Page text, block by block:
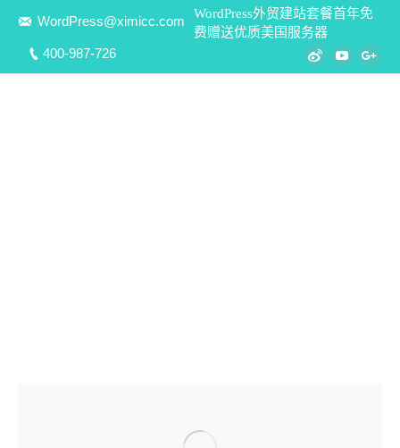
WordPress@ximicc.com
400-987-726
WordPress外贸建站套餐首年免
费赠送优质美国服务器
WeiboYouTube